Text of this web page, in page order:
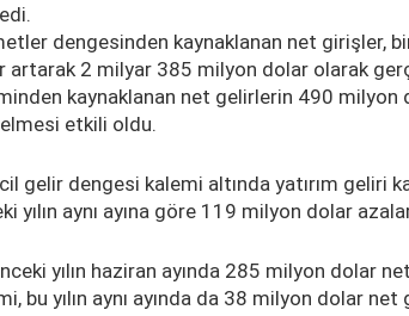
dengesinden kaynaklanan net girişler,
artarak 2 milyar 385 milyon dolar olarak
kaynaklanan net gelirlerin 490
etkili oldu.
gelir dengesi kalemi altında yatırım geliri
yılın aynı ayına göre 119 milyon dolar
yılın haziran ayında 285 milyon dolar
bu yılın aynı ayında da 38 milyon dolar